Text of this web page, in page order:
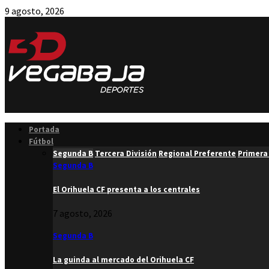
9 agosto, 2026
Portada
Fútbol
Segunda B Tercera División Regional Preferente
Segunda B
El Orihuela CF presenta a los centrales
7 agosto, 2026
Segunda B
La guinda al mercado del Orihuela CF